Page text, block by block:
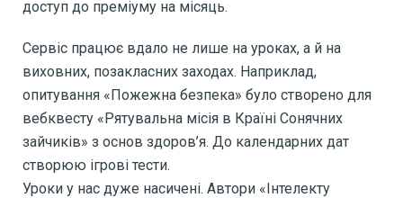
доступ до преміуму на місяць.
Сервіс працює вдало не лише на уроках, а й на
виховних, позакласних заходах. Наприклад,
опитування «Пожежна безпека» було створено для
вебквесту «Рятувальна місія в Країні Сонячних
зайчиків» з основ здоров’я. До календарних дат
створюю ігрові тести.
Уроки у нас дуже насичені. Автори «Інтелекту